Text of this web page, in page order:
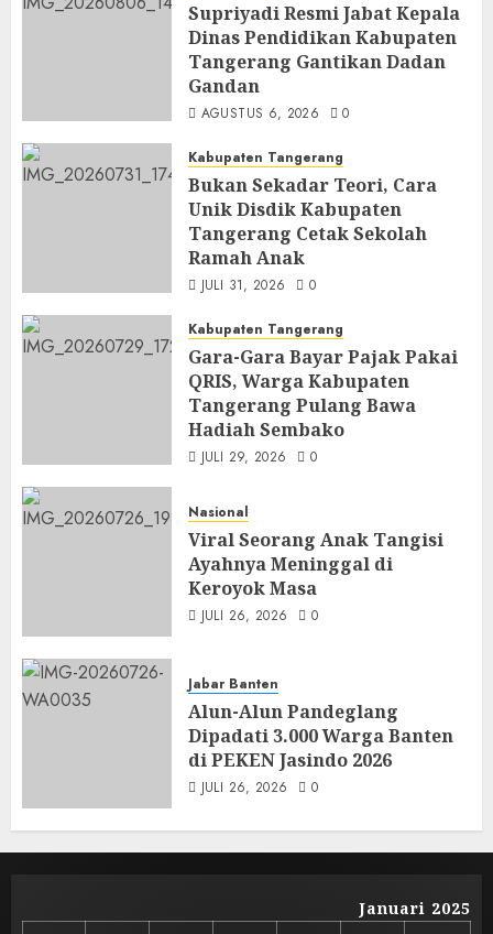
Supriyadi Resmi Jabat Kepala
Dinas Pendidikan Kabupaten
Tangerang Gantikan Dadan
Gandan
AGUSTUS 6, 2026 0
Kabupaten Tangerang
Bukan Sekadar Teori, Cara
Unik Disdik Kabupaten
Tangerang Cetak Sekolah
Ramah Anak
JULI 31, 2026 0
Kabupaten Tangerang
Gara-Gara Bayar Pajak Pakai
QRIS, Warga Kabupaten
Tangerang Pulang Bawa
Hadiah Sembako
JULI 29, 2026 0
Nasional
Viral Seorang Anak Tangisi
Ayahnya Meninggal di
Keroyok Masa
JULI 26, 2026 0
Jabar Banten
Alun-Alun Pandeglang
Dipadati 3.000 Warga Banten
di PEKEN Jasindo 2026
JULI 26, 2026 0
Januari 2025